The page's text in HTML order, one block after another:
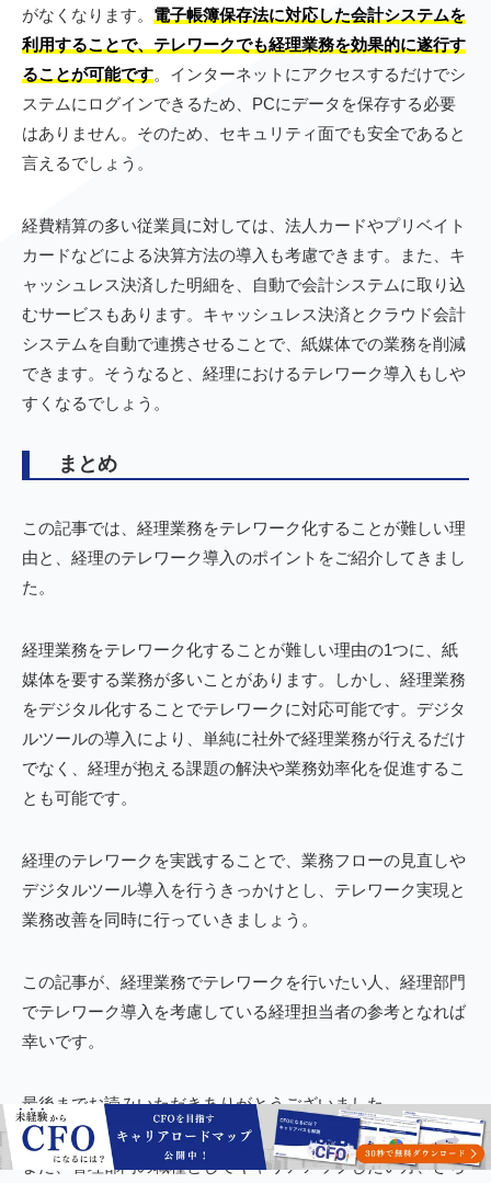
がなくなります。 電子帳簿保存法に対応した会計システムを
利用することで、テレワークでも経理業務を効果的に遂行す
ることが可能です。インターネットにアクセスするだけでシ
ステムにログインできるため、PCにデータを保存する必要
はありません。そのため、セキュリティ面でも安全であると
言えるでしょう。
経費精算の多い従業員に対しては、法人カードやプリベイト
カードなどによる決算方法の導入も考慮できます。また、キ
ャッシュレス決済した明細を、自動で会計システムに取り込
むサービスもあります。キャッシュレス決済とクラウド会計
システムを自動で連携させることで、紙媒体での業務を削減
できます。そうなると、経理におけるテレワーク導入もしや
すくなるでしょう。
まとめ
この記事では、経理業務をテレワーク化することが難しい理
由と、経理のテレワーク導入のポイントをご紹介してきまし
た。
経理業務をテレワーク化することが難しい理由の1つに、紙
媒体を要する業務が多いことがあります。しかし、経理業務
をデジタル化することでテレワークに対応可能です。デジタ
ルツールの導入により、単純に社外で経理業務が行えるだけ
でなく、経理が抱える課題の解決や業務効率化を促進するこ
とも可能です。
経理のテレワークを実践することで、業務フローの見直しや
デジタルツール導入を行うきっかけとし、テレワーク実現と
業務改善を同時に行っていきましょう。
この記事が、経理業務でテレワークを行いたい人、経理部門
でテレワーク導入を考慮している経理担当者の参考となれば
幸いです。
最後までお読みいただきありがとうございました。
また、管理部門の職種としてキャリアアップしたい方、さら